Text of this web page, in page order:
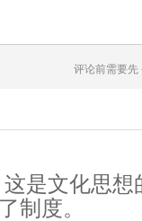
评论前需要先
这是文化思
制度。